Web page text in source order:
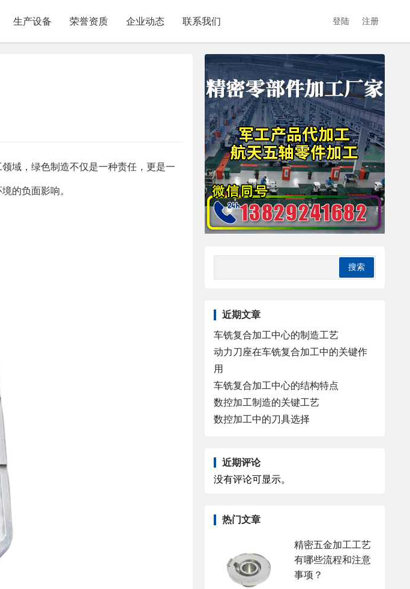
生产设备 荣誉资质 企业动态 联系我们 登陆 注册
域，绿色制造不仅是一种责任，更是一
的负面影响。
近期文章
车铣复合加工中心的制造工艺
动力刀座在车铣复合加工中的关键作
用
车铣复合加工中心的结构特点
数控加工制造的关键工艺
数控加工中的刀具选择
近期评论
没有评论可显示。
热门文章
精密五金加工工艺
有哪些流程和注意
事项？